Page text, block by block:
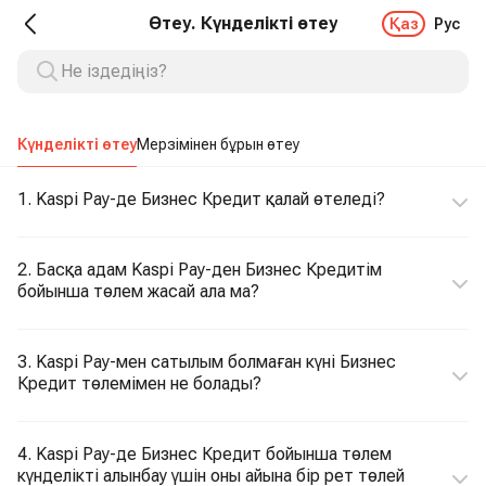
Өтеу. Күнделікті өтеу Қаз Рус
Күнделікті өтеуМерзімінен бұрын өтеу
1. Kaspi Pay-де Бизнес Кредит қалай өтеледі?
2. Басқа адам Kaspi Pay-ден Бизнес Кредитім
бойынша төлем жасай ала ма?
3. Kaspi Pay-мен сатылым болмаған күні Бизнес
Кредит төлемімен не болады?
4. Kaspi Pay-де Бизнес Кредит бойынша төлем
күнделікті алынбау үшін оны айына бір рет төлей